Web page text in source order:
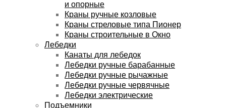
и опорные
Краны ручные козловые
Краны стреловые типа Пионер
Краны строительные в Окно
Лебедки
Канаты для лебедок
Лебедки ручные барабанные
Лебедки ручные рычажные
Лебедки ручные червячные
Лебедки электрические
Подъемники